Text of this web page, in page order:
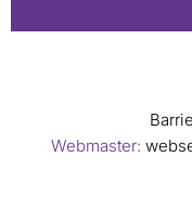
Webmaster: